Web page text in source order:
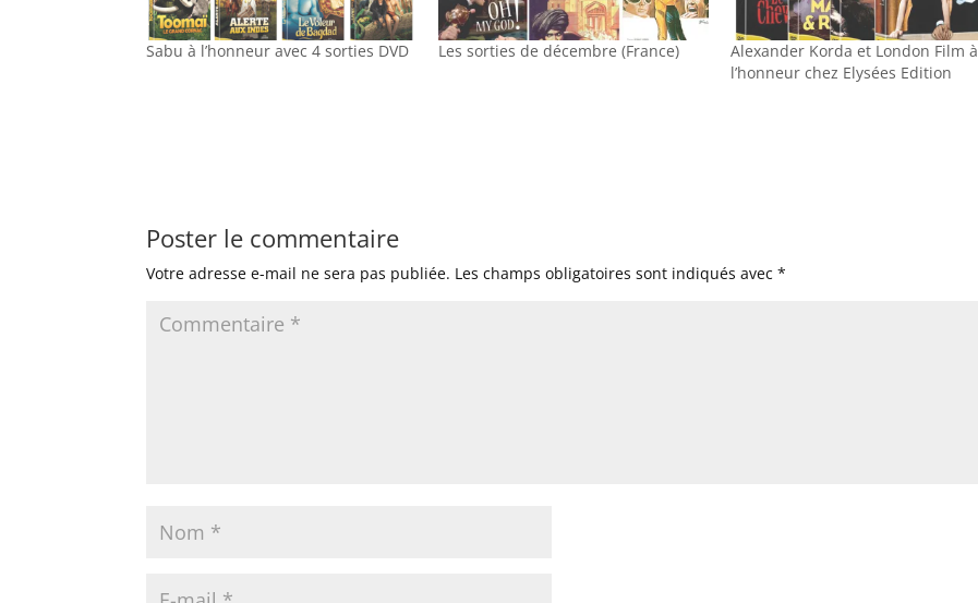
Sabu à l’honneur avec 4 sorties DVD Les sorties de décembre (France)
Alexander Korda et London Film à
l’honneur chez Elysées Edition
Poster le commentaire
Votre adresse e-mail ne sera pas publiée. Les champs obligatoires sont indiqués avec*